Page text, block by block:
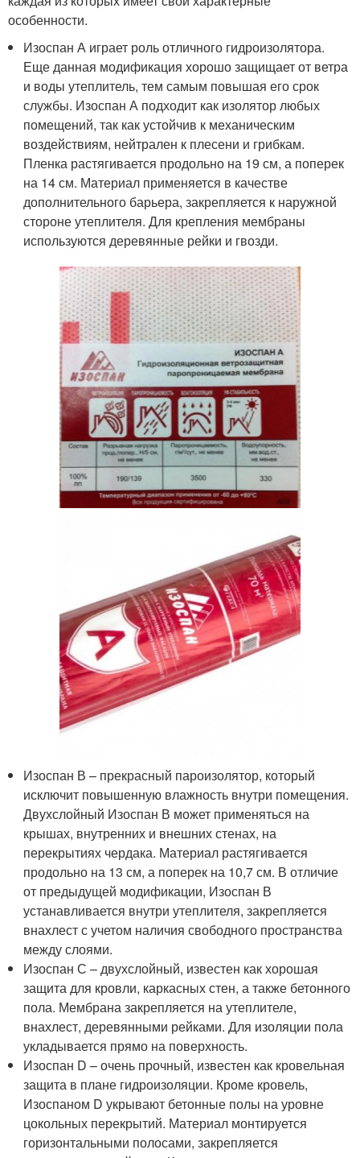
особенности.
Изоспан А играет роль отличного гидроизолятора.
Еще данная модификация хорошо защищает от ветра
и воды утеплитель, тем самым повышая его срок
службы. Изоспан А подходит как изолятор любых
помещений, так как устойчив к механическим
воздействиям, нейтрален к плесени и грибкам.
Пленка растягивается продольно на 19 см, а поперек
на 14 см. Материал применяется в качестве
дополнительного барьера, закрепляется к наружной
стороне утеплителя. Для крепления мембраны
используются деревянные рейки и гвозди.
Изоспан В – прекрасный пароизолятор, который
исключит повышенную влажность внутри помещения.
Двухслойный Изоспан В может применяться на
крышах, внутренних и внешних стенах, на
перекрытиях чердака. Материал растягивается
продольно на 13 см, а поперек на 10,7 см. В отличие
от предыдущей модификации, Изоспан В
устанавливается внутри утеплителя, закрепляется
внахлест с учетом наличия свободного пространства
между слоями.
Изоспан С – двухслойный, известен как хорошая
защита для кровли, каркасных стен, а также бетонного
пола. Мембрана закрепляется на утеплителе,
внахлест, деревянными рейками. Для изоляции пола
укладывается прямо на поверхность.
Изоспан D – очень прочный, известен как кровельная
защита в плане гидроизоляции. Кроме кровель,
Изоспаном D укрывают бетонные полы на уровне
цокольных перекрытий. Материал монтируется
горизонтальными полосами, закрепляется